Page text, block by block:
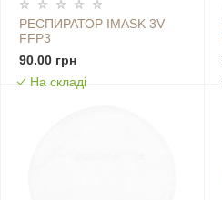
РЕСПИРАТОР IMASK 3V
FFP3
90.00 грн
На складі